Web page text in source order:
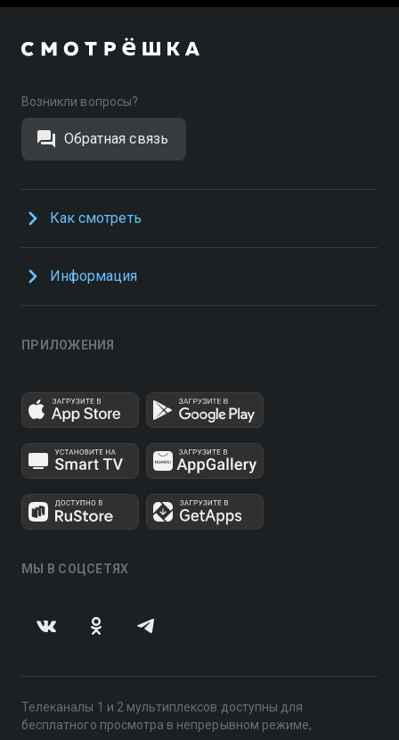
Возникли вопросы?
Обратная связь
Как смотреть
Информация
ПРИЛОЖЕНИЯ
МЫ В СОЦСЕТЯХ
Телеканалы 1 и 2 мультиплексов доступны для
бесплатного просмотра в непрерывном режиме,